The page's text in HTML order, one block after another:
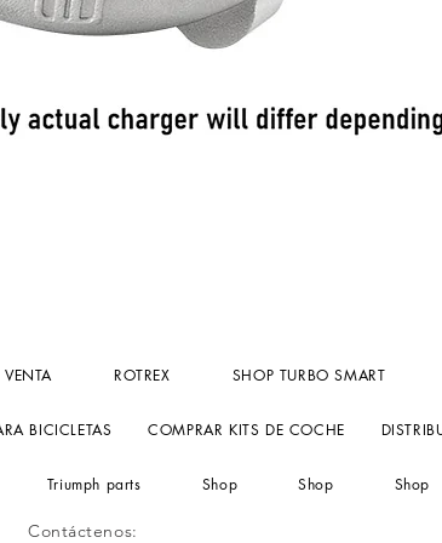
ROTREX SHOP TURBO SMART
BICICLETAS COMPRAR KITS DE COCHE
Triumph parts Shop Shop Shop
Contáctenos: